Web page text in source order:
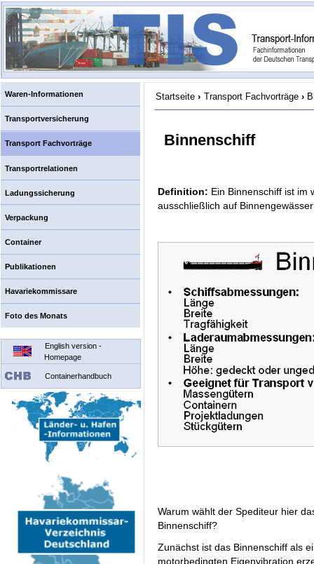
Waren-Informationen
Transportversicherung
Transport Fachvorträge
Transportrelationen
Ladungssicherung
Verpackung
Container
Publikationen
Havariekommissare
Foto des Monats
English version -
Homepage
Containerhandbuch
Startseite › Transport Fachvorträge ›
Binnenschiff
Definition: Ein Binnenschiff ist im
ausschließlich auf
Warum wählt der Spediteur hier
Binnenschiff?
Zunächst ist das Binnenschiff als
motorbedingten Eigenvibration